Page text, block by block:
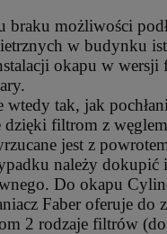
braku możliwości
w budynku
okapu w wersji
wtedy tak, jak
dzięki filtrom z
jest z
należy dokupić
Do okapu
Faber oferuje do
2 rodzaje filtrów